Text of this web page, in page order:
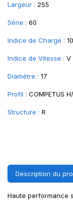
Largeur : 255
Série : 60
Indice de Charge :
Indice de Vitesse : V
Diamètre : 17
Profil : COMPETUS
Structure : R
Description du
Haute performance